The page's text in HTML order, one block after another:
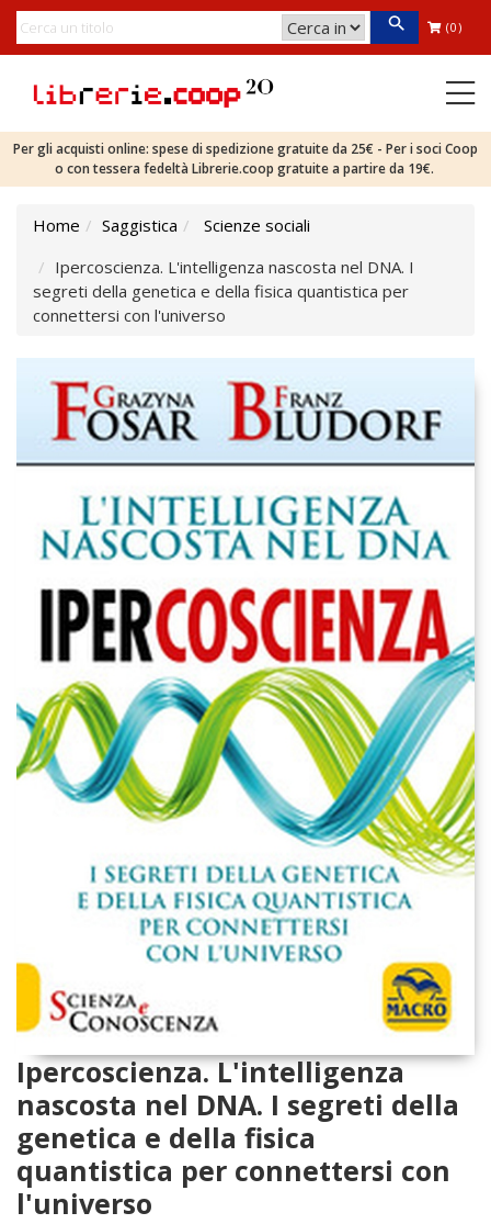
(0)
Per gli acquisti online: spese di spedizione gratuite da 25€ - Per i soci Coop
o con tessera fedeltà Librerie.coop gratuite a partire da 19€.
Home Saggistica
Scienze sociali
Ipercoscienza. L'intelligenza nascosta nel DNA. I
segreti della genetica e della fisica quantistica per
connettersi con l'universo
Ipercoscienza. L'intelligenza
nascosta nel DNA. I segreti della
genetica e della fisica
quantistica per connettersi con
l'universo